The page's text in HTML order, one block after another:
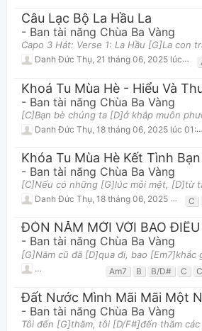
Câu Lạc Bộ La Hầu La
- Ban tài năng Chùa Ba Vàng
Danh Đức Thụ, 21 tháng 06, 2025 lúc 08:06pm
Khoá Tu Mùa Hè - Hiểu Và
- Ban tài năng Chùa Ba Vàng
Danh Đức Thụ 18 tháng 06, 2025 lúc 01:59pm
- Ban tài năng Chùa Ba Vàng
Danh Đức Thụ 18 tháng 06, 2025 lúc 11:23am C
ĐÓN NĂM MỚI VỚI BAO ĐIỀU
- Ban tài năng Chùa Ba Vàng
Danh Đức Thụ 27 tháng 06, 2025 lúc
Am7 B B/D# C
Đất Nước Mình Mãi Mãi Một
- Ban tài năng Chùa Ba Vàng